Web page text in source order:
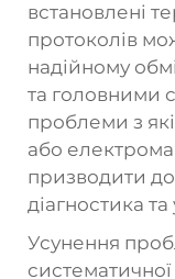
встановлені
протоколів
надійному
та головними
проблеми з
або
призводити
діагностика
Усунення